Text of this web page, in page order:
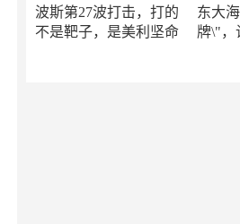
波斯第27波打击，打的
不是靶子，是美利坚命
东大
牌\"，